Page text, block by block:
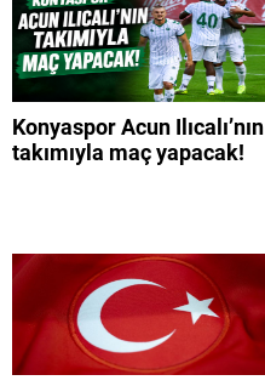
Konyaspor Acun Ilıcalı’nın
takımıyla maç yapacak!